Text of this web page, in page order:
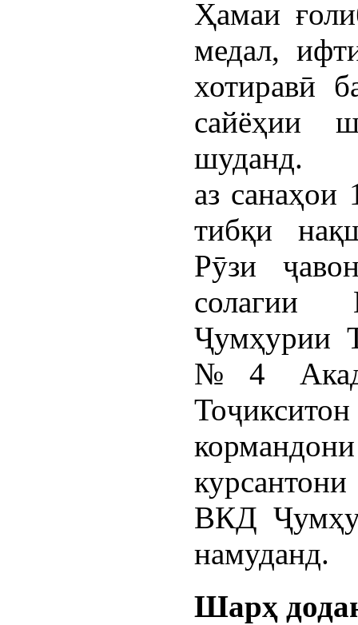
Ҳамаи
медал,
хотиравӣ
сайёҳии
шуданд.
аз санаҳои
тибқи
Рӯзи
солагии
Ҷумҳурии
№4
ВКД
намуданд.
Шарҳ